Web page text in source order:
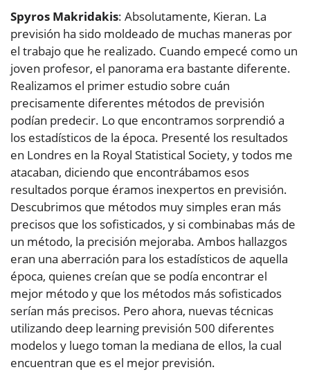
Spyros Makridakis: Absolutamente, Kieran. La
previsión ha sido moldeado de muchas maneras por
el trabajo que he realizado. Cuando empecé como un
joven profesor, el panorama era bastante diferente.
Realizamos el primer estudio sobre cuán
precisamente diferentes métodos de previsión
podían predecir. Lo que encontramos sorprendió a
los estadísticos de la época. Presenté los resultados
en Londres en la Royal Statistical Society, y todos me
atacaban, diciendo que encontrábamos esos
resultados porque éramos inexpertos en previsión.
Descubrimos que métodos muy simples eran más
precisos que los sofisticados, y si combinabas más de
un método, la precisión mejoraba. Ambos hallazgos
eran una aberración para los estadísticos de aquella
época, quienes creían que se podía encontrar el
mejor método y que los métodos más sofisticados
serían más precisos. Pero ahora, nuevas técnicas
utilizando deep learning previsión 500 diferentes
modelos y luego toman la mediana de ellos, la cual
encuentran que es el mejor previsión.